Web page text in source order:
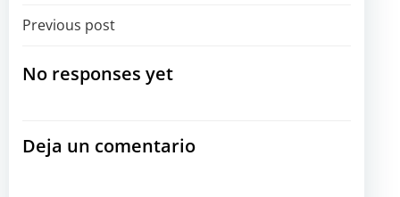
Navegación
por
entradas
Previous post
No responses yet
Deja un comentario